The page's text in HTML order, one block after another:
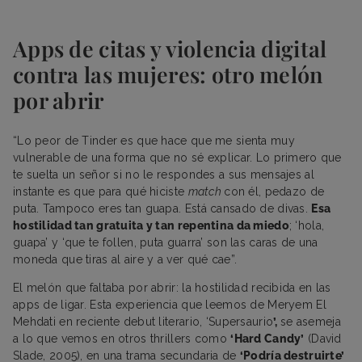
Apps de citas y violencia digital
contra las mujeres: otro melón
por abrir
“Lo peor de Tinder es que hace que me sienta muy
vulnerable de una forma que no sé explicar. Lo primero que
te suelta un señor si no le respondes a sus mensajes al
instante es que para qué hiciste match con él, pedazo de
puta. Tampoco eres tan guapa. Está cansado de divas.
Esa
hostilidad tan gratuita y tan repentina da miedo; ‘hola,
guapa’ y ‘que te follen, puta guarra’ son las caras de una
moneda que tiras al aire y a ver qué cae”.
El melón que faltaba por abrir: la hostilidad recibida en las
apps de ligar. Esta experiencia que leemos de Meryem El
Mehdati en reciente debut literario, ‘Supersaurio’, se asemeja
a lo que vemos en otros thrillers como‘Hard Candy’ (David
Slade, 2005), en una trama secundaria de ‘Podría destruirte’